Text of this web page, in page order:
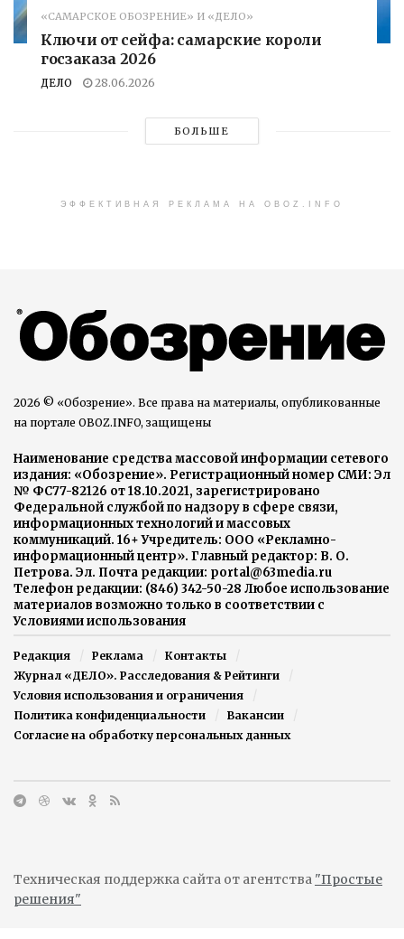
«САМАРСКОЕ ОБОЗРЕНИЕ» И «ДЕЛО»
Ключи от сейфа: самарские короли
госзаказа 2026
ДЕЛО 28.06.2026
БОЛЬШЕ
ЭФФЕКТИВНАЯ РЕКЛАМА НА OBOZ.INFO
2026 © «Обозрение». Все права на материалы, опубликованные
на портале OBOZ.INFO, защищены
Наименование средства массовой информации сетевого
издания: «Обозрение». Регистрационный номер СМИ: Эл
№ ФС77-82126 от 18.10.2021, зарегистрировано
Федеральной службой по надзору в сфере связи,
информационных технологий и массовых
коммуникаций. 16+ Учредитель: ООО «Рекламно-
информационный центр». Главный редактор: В. О.
Петрова. Эл. Почта редакции: portal@63media.ru
Телефон редакции: (846) 342-50-28 Любое использование
материалов возможно только в соответствии с
Условиями использования
Редакция Реклама
Контакты
Журнал «ДЕЛО». Расследования & Рейтинги
Условия использования и ограничения
Политика конфиденциальности
Вакансии
Согласие на обработку персональных данных
Техническая поддержка сайта от агентства "Простые
решения"